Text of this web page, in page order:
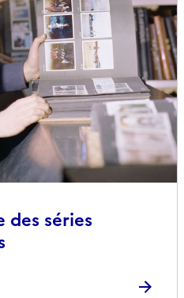
des séries